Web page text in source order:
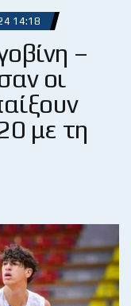
14:18
–
οι
με τη